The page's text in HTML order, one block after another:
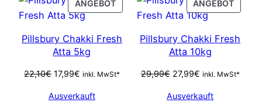
sortiert
ANGEBOTPRODUCT
ON
Pillsbury Chakki Fresh
Atta 5kg
22,10€ Ursprünglicher
war:
17,99€Aktueller
ist:
inkl. MwSt*
Ausverkauft
ANGEBOT
ON
Pillsbury Chakki Fresh
Atta 10kg
29,99€ Ursprünglicher
war:
27,99€Aktueller
ist:
inkl. MwSt*
Ausverkauft